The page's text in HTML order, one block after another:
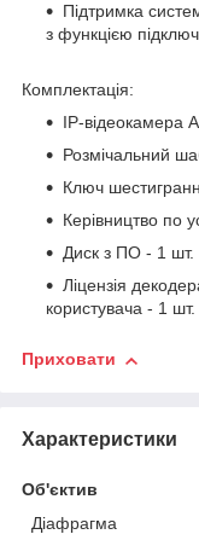
Підтримка
з функцією
Комплектація:
IP-відеокамера
Розмічальний
Ключ
Керівництво по
Диск з ПО - 1 шт.
Ліцензія
користувача - 1 шт.
Приховати
Характеристики
Об'єктив
Діафрагма